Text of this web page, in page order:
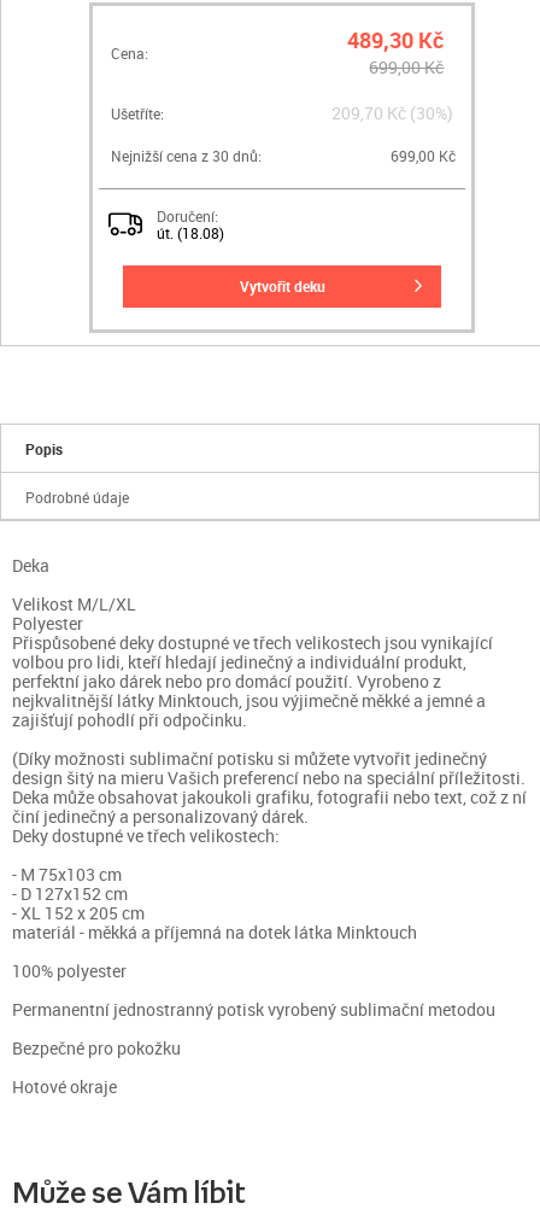
Cena: 489,30 Kč
699,00 Kč
Ušetříte: 209,70 Kč (30%)
Nejnižší cena z 30 dnů: 699,00 Kč
Doručení:
út. (18.08)
vytvořit deku
Popis
Podrobné údaje
Deka
Velikost M/L/XL
Polyester
Přispůsobené deky dostupné ve třech velikostech jsou vynikající
volbou pro lidi, kteří hledají jedinečný a individuální produkt,
perfektní jako dárek nebo pro domácí použití. Vyrobeno z
nejkvalitnější látky Minktouch, jsou výjimečně měkké a jemné a
zajišťují pohodlí při odpočinku.
(Díky možnosti sublimační potisku si můžete vytvořit jedinečný
design šitý na mieru Vašich preferencí nebo na speciální příležitosti.
Deka může obsahovat jakoukoli grafiku, fotografii nebo text, což z ní
činí jedinečný a personalizovaný dárek.
Deky dostupné ve třech velikostech:
- M 75x103 cm
- D 127x152 cm
- XL 152 x 205 cm
materiál - měkká a příjemná na dotek látka Minktouch
100% polyester
Permanentní jednostranný potisk vyrobený sublimační metodou
Bezpečné pro pokožku
Hotové okraje
Může se Vám líbit